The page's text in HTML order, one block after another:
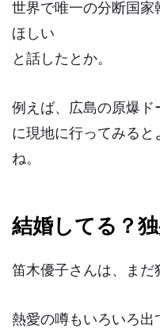
世界で唯一の分断国家
ほしい
と話したとか。
例えば、広島の原爆
に現地に行ってみると
ね。
結婚してる？独
笛木優子さんは、まだ
熱愛の噂もいろいろ